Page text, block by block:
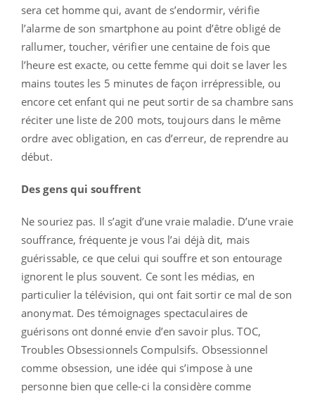
sera cet homme qui, avant de s’endormir, vérifie
l’alarme de son smartphone au point d’être obligé de
rallumer, toucher, vérifier une centaine de fois que
l’heure est exacte, ou cette femme qui doit se laver les
mains toutes les 5 minutes de façon irrépressible, ou
encore cet enfant qui ne peut sortir de sa chambre sans
réciter une liste de 200 mots, toujours dans le même
ordre avec obligation, en cas d’erreur, de reprendre au
début.
Des gens qui souffrent
Ne souriez pas. Il s’agit d’une vraie maladie. D’une vraie
souffrance, fréquente je vous l’ai déjà dit, mais
guérissable, ce que celui qui souffre et son entourage
ignorent le plus souvent. Ce sont les médias, en
particulier la télévision, qui ont fait sortir ce mal de son
anonymat. Des témoignages spectaculaires de
guérisons ont donné envie d’en savoir plus. TOC,
Troubles Obsessionnels Compulsifs. Obsessionnel
comme obsession, une idée qui s’impose à une
personne bien que celle-ci la considère comme